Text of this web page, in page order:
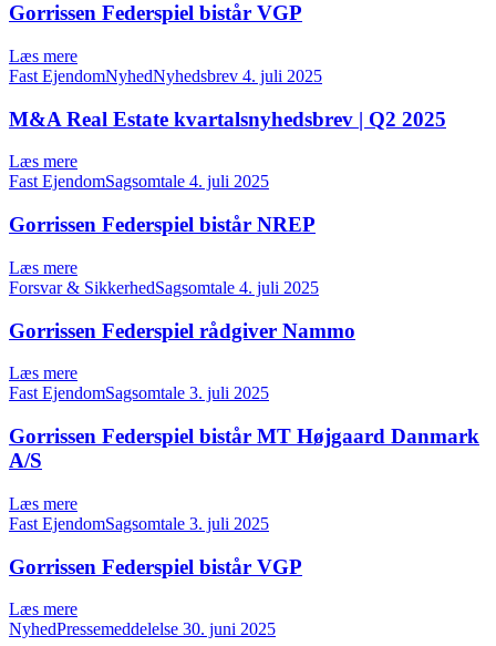
Gorrissen Federspiel bistår VGP
Læs mere
Fast EjendomNyhedNyhedsbrev 4. juli 2025
M&A Real Estate kvartalsnyhedsbrev | Q2 2025
Læs mere
Fast EjendomSagsomtale 4. juli 2025
Gorrissen Federspiel bistår NREP
Læs mere
Forsvar & SikkerhedSagsomtale 4. juli 2025
Gorrissen Federspiel rådgiver Nammo
Læs mere
Fast EjendomSagsomtale 3. juli 2025
Gorrissen Federspiel bistår MT Højgaard Danmark
A/S
Læs mere
Fast EjendomSagsomtale 3. juli 2025
Gorrissen Federspiel bistår VGP
Læs mere
NyhedPressemeddelelse 30. juni 2025